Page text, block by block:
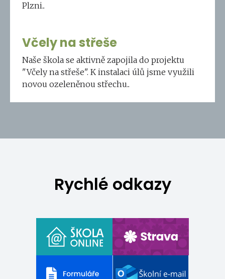
Plzni..
Včely na střeše
Naše škola se aktivně zapojila do projektu
"Včely na střeše". K instalaci úlů jsme využili
novou ozeleněnou střechu..
Rychlé odkazy